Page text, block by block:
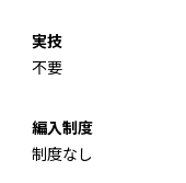
実技
不要
編入制度
制度なし